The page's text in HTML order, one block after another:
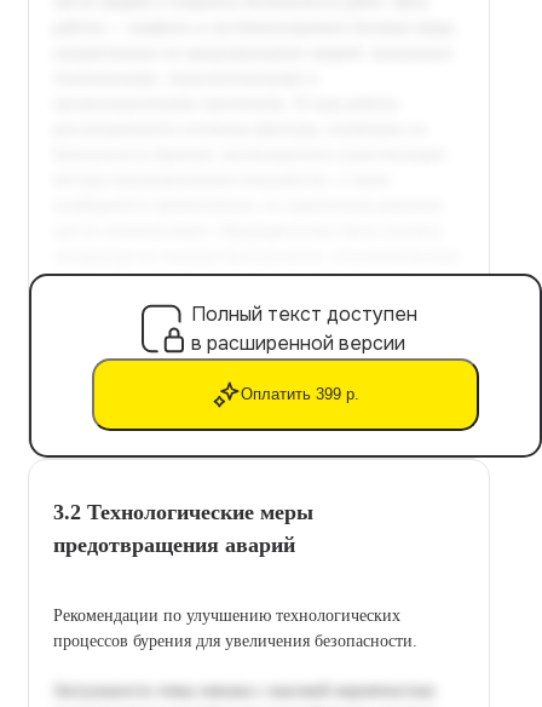
Полный текст доступен
в расширенной версии
Оплатить 399 р.
3.2 Технологические меры
предотвращения аварий
Рекомендации по улучшению технологических
процессов бурения для увеличения безопасности.